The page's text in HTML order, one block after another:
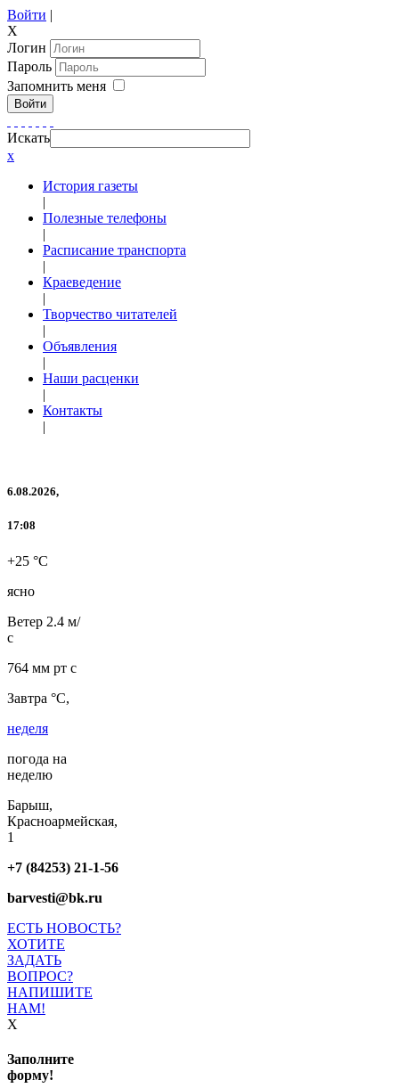
Войти |
X
Логин
Пароль
Запомнить меня
Войти
Искать
x
История газеты
|
Полезные телефоны
|
Расписание транспорта
|
Краеведение
|
Творчество читателей
|
Объявления
|
Наши расценки
|
Контакты
|
6.08.2026,
17:08
+25 °C
ясно
Ветер 2.4 м/
с
764 мм рт с
Завтра °C,
неделя
погода на
неделю
Барыш,
Красноармейская,
1
+7 (84253) 21-1-56
barvesti@bk.ru
ЕСТЬ НОВОСТЬ?
ХОТИТЕ
ЗАДАТЬ
ВОПРОС?
НАПИШИТЕ
НАМ!
X
Заполните
форму!